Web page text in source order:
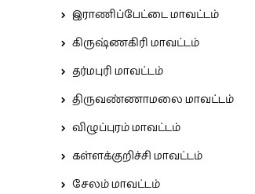
இராணிப்பேட்டை மாவட்டம்
கிருஷ்ணகிரி மாவட்டம்
தர்மபுரி மாவட்டம்
திருவண்ணாமலை மாவட்டம்
விழுப்புரம் மாவட்டம்
கள்ளக்குறிச்சி மாவட்டம்
சேலம் மாவட்டம்